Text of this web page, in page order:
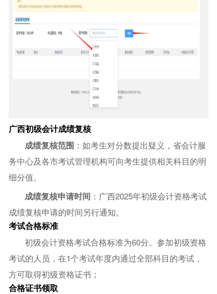
广西初级会计成绩复核
成绩复核范围 ：如考生对分数提出疑义，省会计服
务中心及各市考试管理机构可向考生提供相关科目的明
细分值。
成绩复核申请时间 ：广西2025年初级会计资格考试
成绩复核申请的时间另行通知。
考试合格标准
初级会计资格考试合格标准为60分。参加初级资格
考试的人员，在1个考试年度内通过全部科目的考试，
方可取得初级资格证书；
合格证书领取